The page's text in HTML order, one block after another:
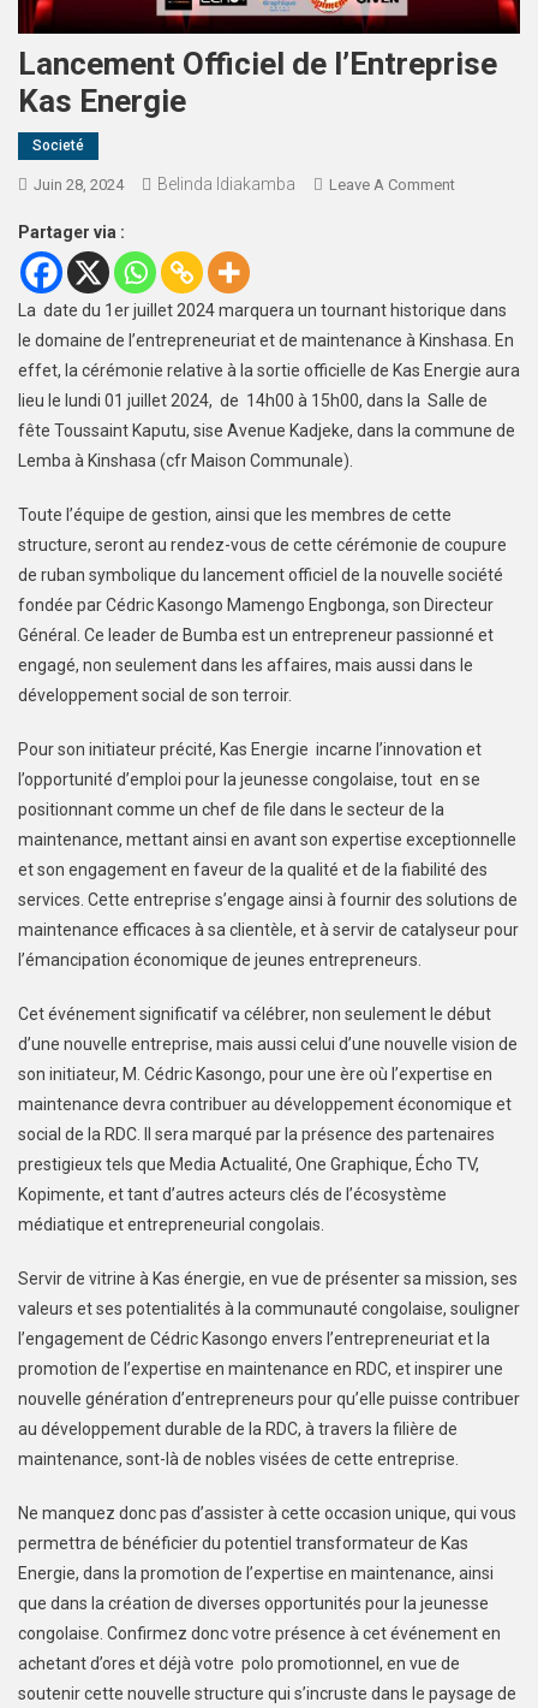
Lancement Officiel de l’Entreprise
Kas Energie
Societé
Juin 28, 2024 Belinda Idiakamba Leave A Comment
Partager via :
La date du 1er juillet 2024 marquera un tournant historique dans
le domaine de l’entrepreneuriat et de maintenance à Kinshasa. En
effet, la cérémonie relative à la sortie officielle de Kas Energie aura
lieu le lundi 01 juillet 2024, de 14h00 à 15h00, dans la Salle de
fête Toussaint Kaputu, sise Avenue Kadjeke, dans la commune de
Lemba à Kinshasa (cfr Maison Communale).
Toute l’équipe de gestion, ainsi que les membres de cette
structure, seront au rendez-vous de cette cérémonie de coupure
de ruban symbolique du lancement officiel de la nouvelle société
fondée par Cédric Kasongo Mamengo Engbonga, son Directeur
Général. Ce leader de Bumba est un entrepreneur passionné et
engagé, non seulement dans les affaires, mais aussi dans le
développement social de son terroir.
Pour son initiateur précité, Kas Energie incarne l’innovation et
l’opportunité d’emploi pour la jeunesse congolaise, tout en se
positionnant comme un chef de file dans le secteur de la
maintenance, mettant ainsi en avant son expertise exceptionnelle
et son engagement en faveur de la qualité et de la fiabilité des
services. Cette entreprise s’engage ainsi à fournir des solutions de
maintenance efficaces à sa clientèle, et à servir de catalyseur pour
l’émancipation économique de jeunes entrepreneurs.
Cet événement significatif va célébrer, non seulement le début
d’une nouvelle entreprise, mais aussi celui d’une nouvelle vision de
son initiateur, M. Cédric Kasongo, pour une ère où l’expertise en
maintenance devra contribuer au développement économique et
social de la RDC. Il sera marqué par la présence des partenaires
prestigieux tels que Media Actualité, One Graphique, Écho TV,
Kopimente, et tant d’autres acteurs clés de l’écosystème
médiatique et entrepreneurial congolais.
Servir de vitrine à Kas énergie, en vue de présenter sa mission, ses
valeurs et ses potentialités à la communauté congolaise, souligner
l’engagement de Cédric Kasongo envers l’entrepreneuriat et la
promotion de l’expertise en maintenance en RDC, et inspirer une
nouvelle génération d’entrepreneurs pour qu’elle puisse contribuer
au développement durable de la RDC, à travers la filière de
maintenance, sont-là de nobles visées de cette entreprise.
Ne manquez donc pas d’assister à cette occasion unique, qui vous
permettra de bénéficier du potentiel transformateur de Kas
Energie, dans la promotion de l’expertise en maintenance, ainsi
que dans la création de diverses opportunités pour la jeunesse
congolaise. Confirmez donc votre présence à cet événement en
achetant d’ores et déjà votre polo promotionnel, en vue de
soutenir cette nouvelle structure qui s’incruste dans le paysage de